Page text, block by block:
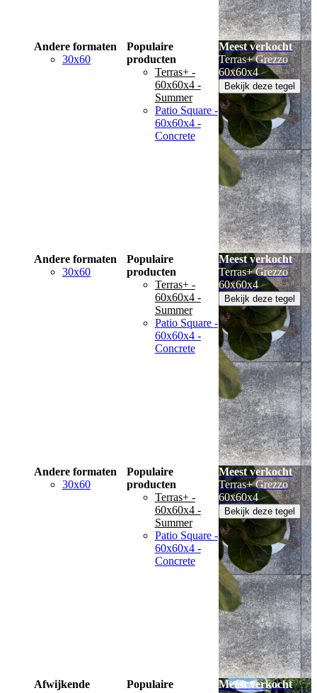
Andere formaten
30x60
Populaire
producten
Terras+ -
60x60x4 -
Summer
Patio Square -
60x60x4 -
Concrete
Meest verkocht
Terras+ Grezzo
60x60x4
Bekijk deze tegel
Andere formaten
30x60
Populaire
producten
Terras+ -
60x60x4 -
Summer
Patio Square -
60x60x4 -
Concrete
Meest verkocht
Terras+ Grezzo
60x60x4
Bekijk deze tegel
Andere formaten
30x60
Populaire
producten
Terras+ -
60x60x4 -
Summer
Patio Square -
60x60x4 -
Concrete
Meest verkocht
Terras+ Grezzo
60x60x4
Bekijk deze tegel
Afwijkende
Populaire
Meest verkocht